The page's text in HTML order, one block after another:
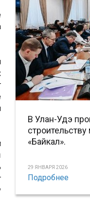
В Улан-Удэ
«Байкал».
29 ЯНВАРЯ 2026
Подробнее